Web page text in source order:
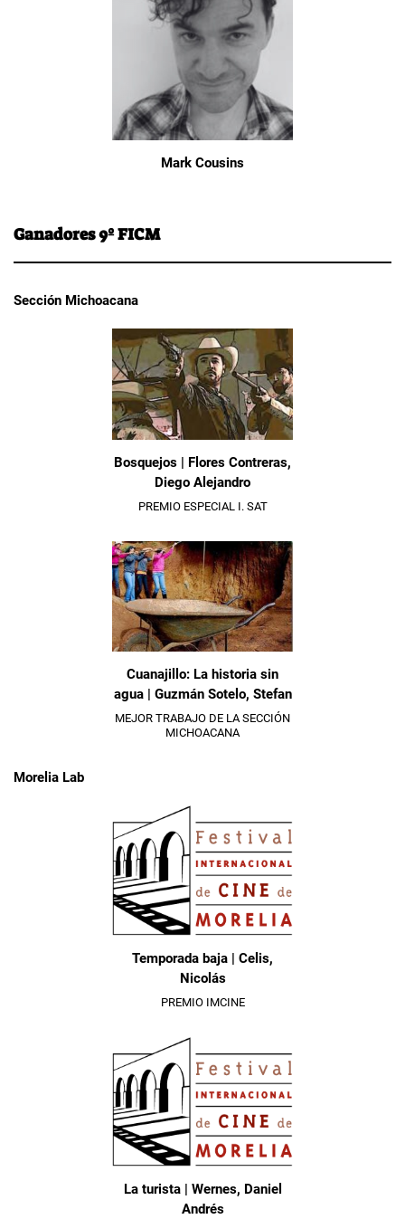
Mark Cousins
Ganadores 9º FICM
Sección Michoacana
Bosquejos | Flores Contreras,
Diego Alejandro
PREMIO ESPECIAL I. SAT
Cuanajillo: La historia sin
agua | Guzmán Sotelo, Stefan
MEJOR TRABAJO DE LA SECCIÓN
MICHOACANA
Morelia Lab
Temporada baja | Celis,
Nicolás
PREMIO IMCINE
La turista | Wernes, Daniel
Andrés